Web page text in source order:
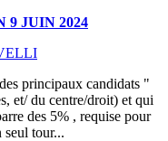
9 JUIN 2024
principaux candidats "
et/ du centre/droit) et qui
des 5% , requise pour
seul tour...